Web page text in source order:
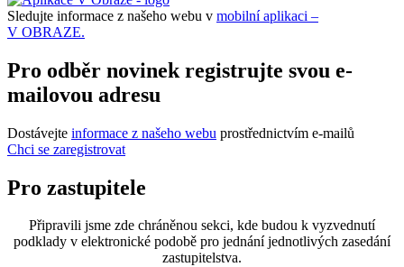
Sledujte informace z našeho webu v mobilní aplikaci –
V OBRAZE.
Pro odběr novinek registrujte svou e-
mailovou adresu
Dostávejte informace z našeho webu prostřednictvím e-mailů
Chci se zaregistrovat
Pro zastupitele
Připravili jsme zde chráněnou sekci, kde budou k vyzvednutí
podklady v elektronické podobě pro jednání jednotlivých zasedání
zastupitelstva.